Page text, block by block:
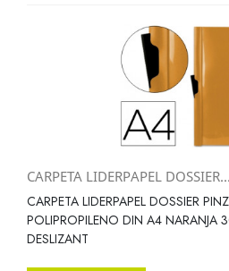
CARPETA LIDERPAPEL DOSSIER...
CARPETA LIDERPAPEL DOSSIER
POLIPROPILENO DIN A4 NARANJA
DESLIZANT